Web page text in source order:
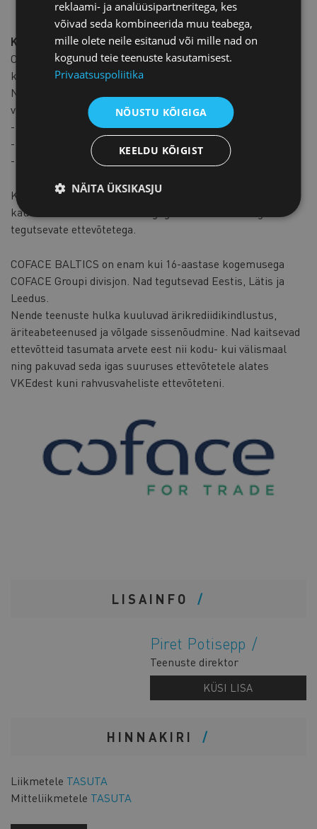
KOOSTÖÖPARTNER: COFACE BALTICS
Coface on ülemaailmne äririskide ekspert ja
krediidikindlustuse liider rahvusvahelisel turul.
Neil on enam kui 75-aastane kogemus järgmistes
valdkondades:
- äririskide hindamine;
- kaitsmine täitmata kohustuste eest;
- turvaline müük kogu maailmas.
Kontsernis töötab 4450 professionaali, kes on otseselt või
kaudselt seotud 50 000 tehinguga enam kui 200 riigis
tegutsevate ettevõtetega.
COFACE BALTICS on enam kui 16-aastase kogemusega
COFACE Groupi divisjon. Nad tegutsevad Eestis, Lätis ja
Leedus.
Nende teenuste hulka kuuluvad ärikrediidikindlustus,
äriteabeteenused ja võlgade sissenõudmine. Nad kaitsevad
ettevõtteid tasumata arvete eest nii kodu- kui välismaal
ning pakuvad seda igas suuruses ettevõtetele alates
VKEdest kuni rahvusvaheliste ettevõteteni.
LISAINFO
Piret Potisepp
Teenuste direktor
KÜSI LISA
HINNAKIRI
Liikmetele TASUTA
Mitteliikmetele TASUTA
reklaami- ja analüüsipartneritega, kes
võivad seda kombineerida muu teabega,
mille olete neile esitanud või mille nad on
kogunud teie teenuste kasutamisest.
Privaatsuspoliitika
NÕUSTU KÕIGIGA
KEELDU KÕIGIST
NÄITA ÜKSIKASJU